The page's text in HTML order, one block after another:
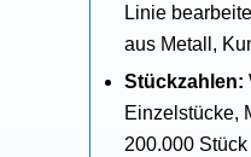
Linie
aus Metall,
Stückzahlen:
Einzelstücke,
200.000 Stück